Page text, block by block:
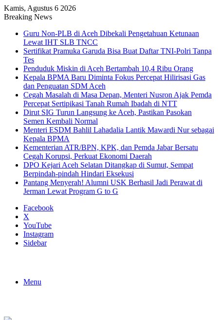
Kamis, Agustus 6 2026
Breaking News
Guru Non-PLB di Aceh Dibekali Pengetahuan Ketunaan
Lewat IHT SLB TNCC
Sertifikat Pramuka Garuda Bisa Buat Daftar TNI-Polri Tanpa
Tes
Penduduk Miskin di Aceh Bertambah 10,4 Ribu Orang
Kepala BPMA Baru Diminta Fokus Percepat Hilirisasi Gas
dan Penguatan SDM Aceh
Cegah Masalah di Masa Depan, Menteri Nusron Ajak Pemda
Percepat Sertipikasi Tanah Rumah Ibadah di NTT
Dirut SIG Turun Langsung ke Aceh, Pastikan Pasokan
Semen Kembali Normal
Menteri ESDM Bahlil Lahadalia Lantik Mawardi Nur sebagai
Kepala BPMA
Kementerian ATR/BPN, KPK, dan Pemda Jabar Bersatu
Cegah Korupsi, Perkuat Ekonomi Daerah
DPO Kejari Aceh Selatan Ditangkap di Sumut, Sempat
Berpindah-pindah Hindari Eksekusi
Pantang Menyerah! Alumni USK Berhasil Jadi Perawat di
Jerman Lewat Program G to G
Facebook
X
YouTube
Instagram
Sidebar
Menu